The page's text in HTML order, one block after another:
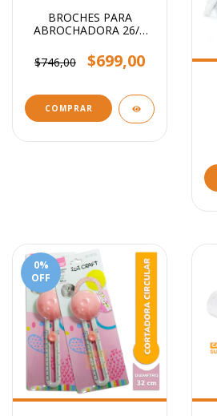
BROCHES PARA
ABROCHADORA 26/6
$746,00
$699,00
COMPRAR
0%
OFF